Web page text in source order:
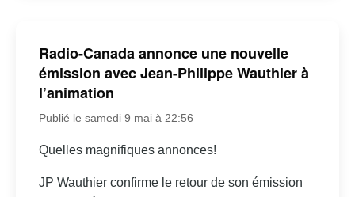
Radio-Canada annonce une nouvelle
émission avec Jean-Philippe Wauthier à
l’animation
Publié le samedi 9 mai à 22:56
Quelles magnifiques annonces!
JP Wauthier confirme le retour de son émission